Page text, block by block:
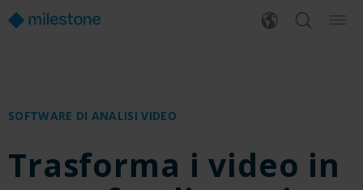
SOFTWARE DI ANALISI VIDEO
Trasforma i video in